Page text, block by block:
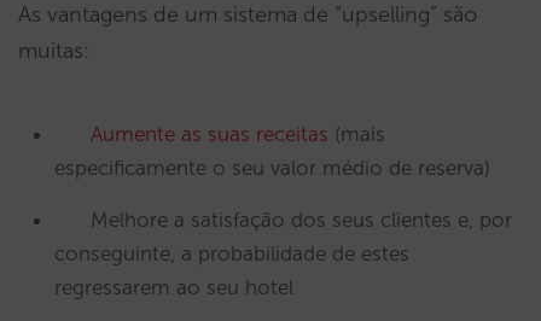
As vantagens de um sistema de “upselling” são
muitas:
Aumente as suas receitas (mais
especificamente o seu valor médio de reserva)
Melhore a satisfação dos seus clientes e, por
conseguinte, a probabilidade de estes
regressarem ao seu hotel